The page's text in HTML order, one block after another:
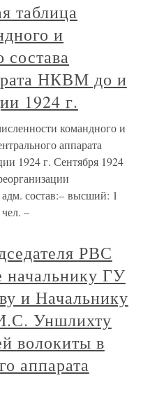
таблица
и
состава
НКВМ до и
1924 г.
командного и
аппарата
1924 г. Сентября 1924
состав:– высший: 1
–
РВС
ГУ
и Начальнику
Уншлихту
волокиты в
аппарата